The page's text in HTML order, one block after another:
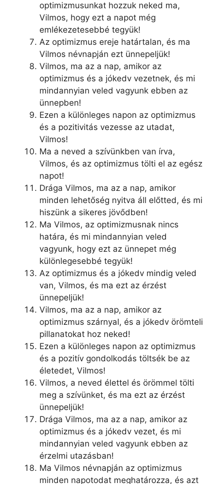
optimizmusunkat hozzuk neked ma,
Vilmos, hogy ezt a napot még
emlékezetesebbé tegyük!
Az optimizmus ereje határtalan, és ma
Vilmos névnapján ezt ünnepeljük!
Vilmos, ma az a nap, amikor az
optimizmus és a jókedv vezetnek, és mi
mindannyian veled vagyunk ebben az
ünnepben!
Ezen a különleges napon az optimizmus
és a pozitivitás vezesse az utadat,
Vilmos!
Ma a neved a szívünkben van írva,
Vilmos, és az optimizmus tölti el az egész
napot!
Drága Vilmos, ma az a nap, amikor
minden lehetőség nyitva áll előtted, és mi
hiszünk a sikeres jövődben!
Ma Vilmos, az optimizmusnak nincs
határa, és mi mindannyian veled
vagyunk, hogy ezt az ünnepet még
különlegesebbé tegyük!
Az optimizmus és a jókedv mindig veled
van, Vilmos, és ma ezt az érzést
ünnepeljük!
Vilmos, ma az a nap, amikor az
optimizmus szárnyal, és a jókedv örömteli
pillanatokat hoz neked!
Ezen a különleges napon az optimizmus
és a pozitív gondolkodás töltsék be az
életedet, Vilmos!
Vilmos, a neved élettel és örömmel tölti
meg a szívünket, és ma ezt az érzést
ünnepeljük!
Drága Vilmos, ma az a nap, amikor az
optimizmus és a jókedv vezet, és mi
mindannyian veled vagyunk ebben az
érzelmi utazásban!
Ma Vilmos névnapján az optimizmus
minden napotodat meghatározza, és azt